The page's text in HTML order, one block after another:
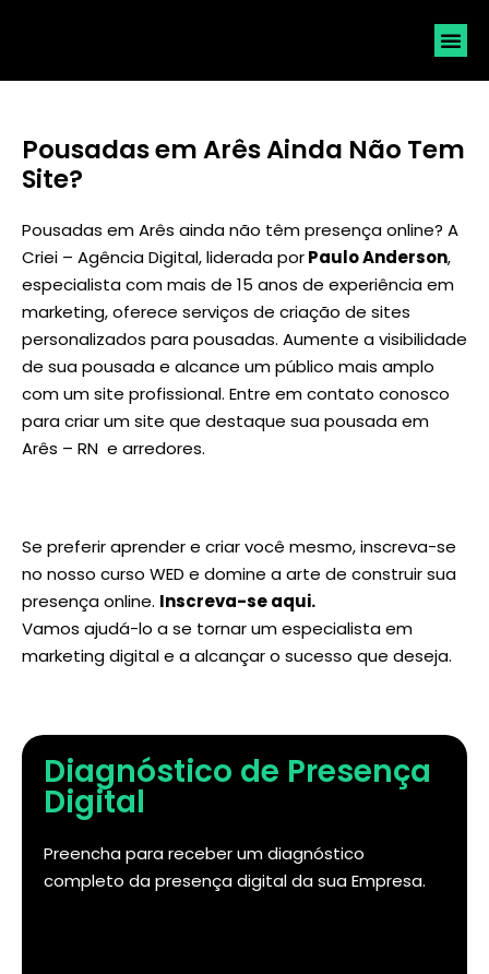
Pousadas em Arês Ainda Não Tem
Site?
Pousadas em Arês ainda não têm presença online? A
Criei – Agência Digital, liderada porPaulo Anderson,
especialista com mais de 15 anos de experiência em
marketing, oferece serviços de criação de sites
personalizados para pousadas. Aumente a visibilidade
de sua pousada e alcance um público mais amplo
com um site profissional. Entre em contato conosco
para criar um site que destaque sua pousada em
Arês – RN e arredores.
Se preferir aprender e criar você mesmo, inscreva-se
no nosso curso WED e domine a arte de construir sua
presença online. Inscreva-se aqui.
Vamos ajudá-lo a se tornar um especialista em
marketing digital e a alcançar o sucesso que deseja.
Diagnóstico de Presença
Digital
Preencha para receber um diagnóstico
completo da presença digital da sua Empresa.